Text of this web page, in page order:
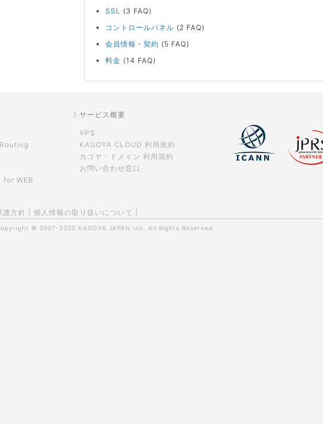
SSL (3 FAQ)
コントロールパネル (2 FAQ)
会員情報・契約 (5 FAQ)
料金 (14 FAQ)
for WEB
サービス概要
VPS
KAGOYA CLOUD 利用規約
カゴヤ・ドメイン 利用規約
お問い合わせ窓口
護方針 個人情報の取り扱いについて
© 2007-2020 KAGOYA JAPAN Inc. All Rights Reserved.